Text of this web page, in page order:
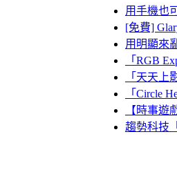
用手機也
[免費]
用明顯來
「RGB
「天天上
「Circle
【時事遊
趨勢科技